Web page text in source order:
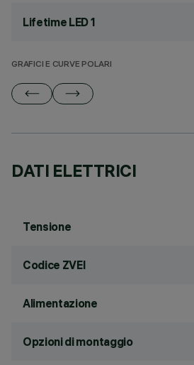
Lifetime LED 1
GRAFICI E CURVE POLARI
DATI ELETTRICI
Tensione
Codice ZVEI
Alimentazione
Opzioni di montaggio